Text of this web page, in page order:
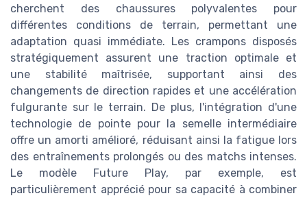
cherchent des chaussures polyvalentes pour
différentes conditions de terrain, permettant une
adaptation quasi immédiate. Les crampons disposés
stratégiquement assurent une traction optimale et
une stabilité maîtrisée, supportant ainsi des
changements de direction rapides et une accélération
fulgurante sur le terrain. De plus, l'intégration d'une
technologie de pointe pour la semelle intermédiaire
offre un amorti amélioré, réduisant ainsi la fatigue lors
des entraînements prolongés ou des matchs intenses.
Le modèle Future Play, par exemple, est
particulièrement apprécié pour sa capacité à combiner